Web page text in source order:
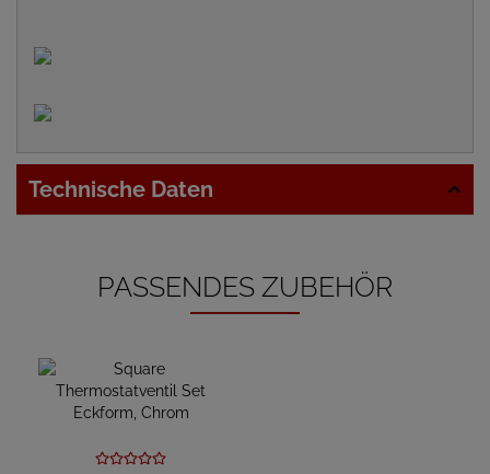
Technische Daten
PASSENDES ZUBEHÖR